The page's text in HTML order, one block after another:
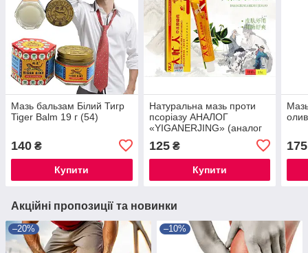
Мазь бальзам Білий Тигр
Tiger Balm 19 г (54)
140 ₴
Купити
Натуральна мазь проти
псоріазу АНАЛОГ
«YIGANERJING» (аналог
коробки
125₴
Купити
175
Акційні пропозиції та новинки
–20% –10%